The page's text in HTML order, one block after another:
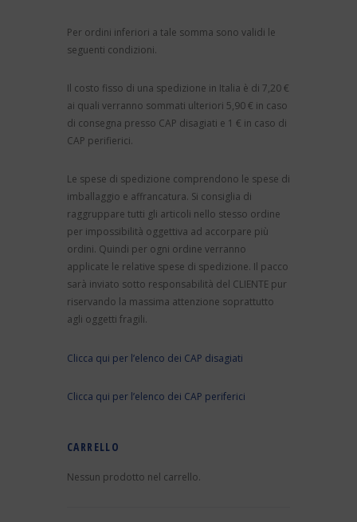
Per ordini inferiori a tale somma sono validi le
seguenti condizioni.
Il costo fisso di una spedizione in Italia è di 7,20 €
ai quali verranno sommati ulteriori 5,90 € in caso
di consegna presso CAP disagiati e 1 € in caso di
CAP perifierici.
Le spese di spedizione comprendono le spese di
imballaggio e affrancatura. Si consiglia di
raggruppare tutti gli articoli nello stesso ordine
per impossibilità oggettiva ad accorpare più
ordini. Quindi per ogni ordine verranno
applicate le relative spese di spedizione. Il pacco
sarà inviato sotto responsabilità del CLIENTE pur
riservando la massima attenzione soprattutto
agli oggetti fragili.
Clicca qui per l’elenco dei CAP disagiati
Clicca qui per l’elenco dei CAP periferici
CARRELLO
Nessun prodotto nel carrello.